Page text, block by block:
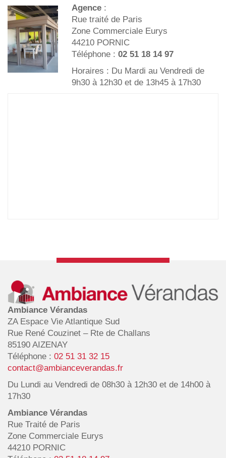
Agence:
Rue traité de Paris
Zone Commerciale Eurys
44210 PORNIC
Téléphone : 02 51 18 14 97
Horaires : Du Mardi au Vendredi de
9h30 à 12h30 et de 13h45 à 17h30
Ambiance Vérandas
ZA Espace Vie Atlantique Sud
Rue René Couzinet – Rte de Challans
85190 AIZENAY
Téléphone : 02 51 31 32 15
contact@ambianceverandas.fr
Du Lundi au Vendredi de 08h30 à 12h30 et de 14h00 à
17h30
Ambiance Vérandas
Rue Traité de Paris
Zone Commerciale Eurys
44210 PORNIC